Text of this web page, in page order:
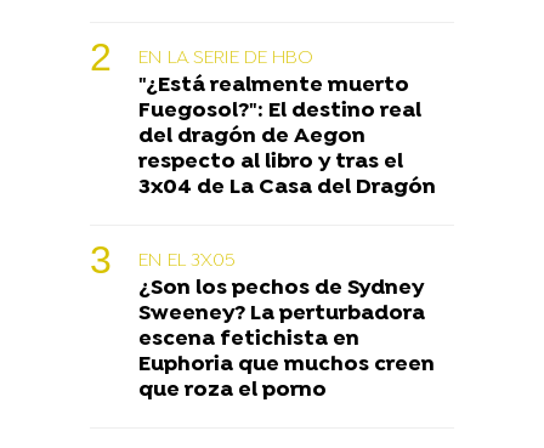
EN LA SERIE DE HBO
"¿Está realmente muerto
Fuegosol?": El destino real
del dragón de Aegon
respecto al libro y tras el
3x04 de La Casa del Dragón
EN EL 3X05
¿Son los pechos de Sydney
Sweeney? La perturbadora
escena fetichista en
Euphoria que muchos creen
que roza el porno